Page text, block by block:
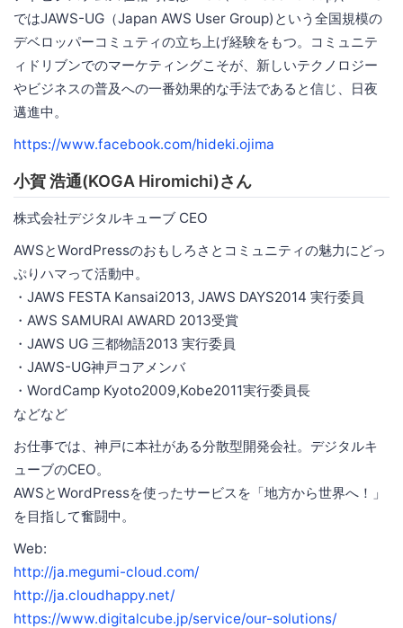
ではJAWS-UG（Japan AWS User Group)という全国規模の
デベロッパーコミュティの立ち上げ経験をもつ。コミュニテ
ィドリブンでのマーケティングこそが、新しいテクノロジー
やビジネスの普及への一番効果的な手法であると信じ、日夜
邁進中。
https://www.facebook.com/hideki.ojima
小賀 浩通(KOGA Hiromichi)さん
株式会社デジタルキューブ CEO
AWSとWordPressのおもしろさとコミュニティの魅力にどっ
ぷりハマって活動中。
・JAWS FESTA Kansai2013, JAWS DAYS2014 実行委員
・AWS SAMURAI AWARD 2013受賞
・JAWS UG 三都物語2013 実行委員
・JAWS-UG神戸コアメンバ
・WordCamp Kyoto2009,Kobe2011実行委員長
などなど
お仕事では、神戸に本社がある分散型開発会社。デジタルキ
ューブのCEO。
AWSとWordPressを使ったサービスを「地方から世界へ！」
を目指して奮闘中。
Web:
http://ja.megumi-cloud.com/
http://ja.cloudhappy.net/
https://www.digitalcube.jp/service/our-solutions/